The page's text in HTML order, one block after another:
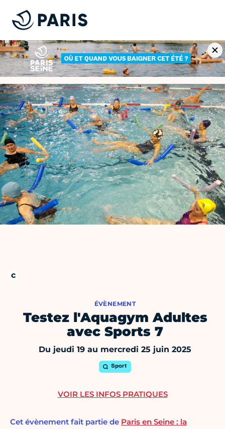
ÉVÈNEMENT
Testez l'Aquagym Adultes
avec Sports 7
Du jeudi 19 au mercredi 25 juin 2025
Sport
Cet évènement fait partie de Paris en Seine : la
VOIR LES INFOS PRATIQUES